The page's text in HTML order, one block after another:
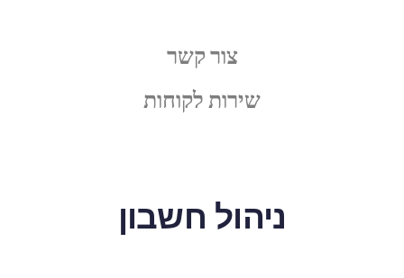
צור קשר
שירות לקוחות
ניהול חשבון